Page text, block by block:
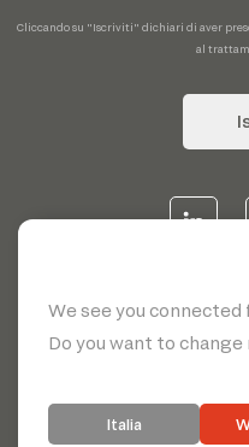
Cliccando su "Iscriviti" dichiari di aver
al
1902780